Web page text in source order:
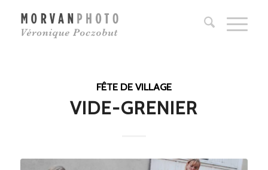
FÊTE DE VILLAGE
VIDE-GRENIER